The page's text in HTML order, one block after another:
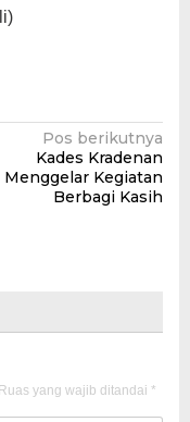
Pos berikutnya
Kades Kradenan
Menggelar Kegiatan
Berbagi Kasih
Ruas yang wajib ditandai *